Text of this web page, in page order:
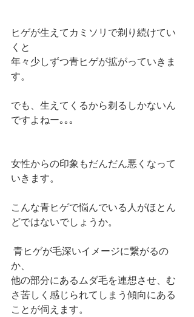
ヒゲが生えてカミソリで剃り続けてい
くと
年々少しずつ青ヒゲが拡がっていきま
す。
でも、生えてくるから剃るしかないん
ですよねー｡｡｡
女性からの印象もだんだん悪くなって
いきます。
こんな青ヒゲで悩んでいる人がほとん
どではないでしょうか。
か、
他の部分にあるムダ毛を連想させ、む
さ苦しく感じられてしまう傾向にある
ことが伺えます。